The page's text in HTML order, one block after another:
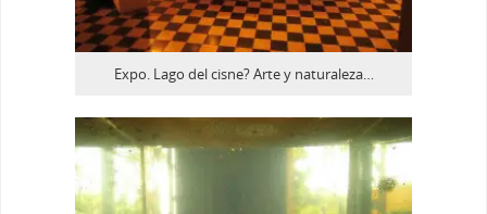
Expo. Lago del cisne? Arte y naturaleza…